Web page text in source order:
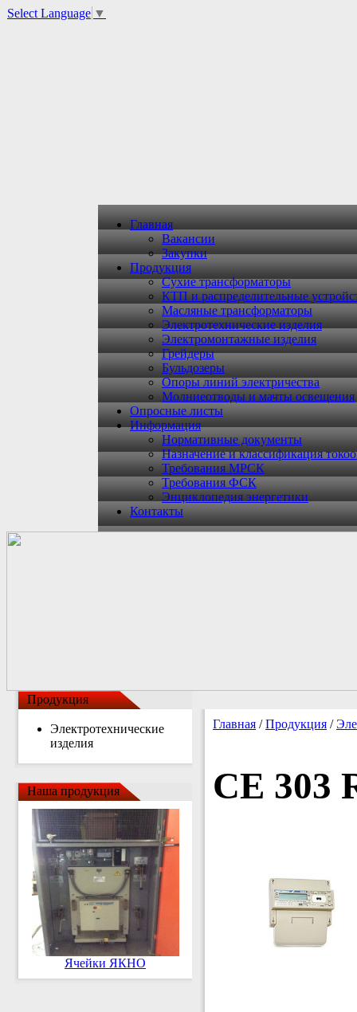
Select Language ▼
Главная
Вакансии
Закупки
Продукция
Сухие трансформаторы
КТП и распределительные
Масляные трансформаторы
Электротехнические изделия
Электромонтажные изделия
Грейдеры
Бульдозеры
Опоры линий электричества
Молниеотводы и мачты освещения
Опросные листы
Информация
Нормативные документы
Назначение и классификация
Требования МРСК
Требования ФСК
Энциклопедия энергетики
Контакты
Продукция
Электротехнические
изделия
Наша продукция
Ячейки ЯКНО
Главная /Продукция /
CE 303